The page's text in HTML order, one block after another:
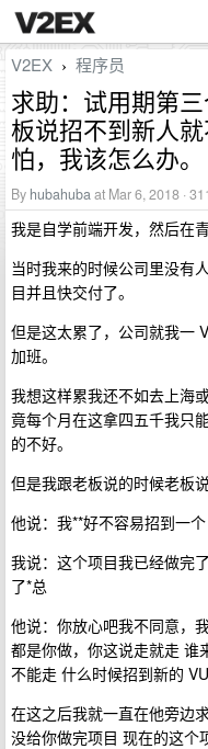
V2EX › 程序员
求助：试用期第
板说招不到新人
怕，我该怎么办。
By hubahubaat Mar 6, 2018 ·
我是自学前端开发，然后在
当时我来的时候公司里没有
目并且快交付了。
但是这太累了，公司就我一
加班。
我想这样累我还不如去上海
竟每个月在这拿四五千我只
的不好。
但是我跟老板说的时候老板
他说：我**好不容易招到一个
我说：这个项目我已经做完
了*总
他说：你放心吧我不同意，
都是你做，你这说走就走 谁
不能走 什么时候招到新的
在这之后我就一直在他旁边
没给你做完项目 现在的这个